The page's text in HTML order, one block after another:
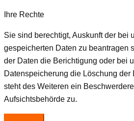
Ihre Rechte
Sie sind berechtigt, Auskunft der bei
gespeicherten Daten zu beantragen
der Daten die Berichtigung oder bei
Datenspeicherung die Löschung der
steht des Weiteren ein
Aufsichtsbehörde zu.